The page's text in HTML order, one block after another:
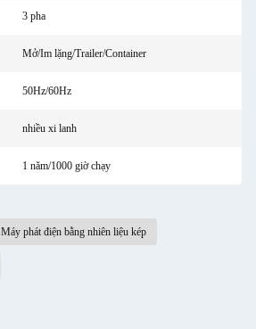
3 pha
Mở/Im lặng/Trailer/Container
50Hz/60Hz
nhiều xi lanh
1 năm/1000 giờ chạy
Máy phát điện bằng nhiên liệu kép